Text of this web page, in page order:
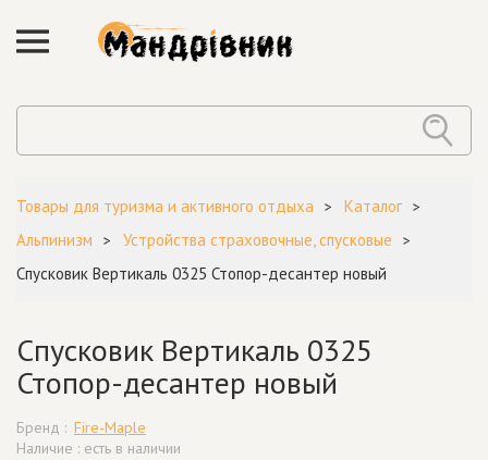
Товары для туризма и активного отдыха
Каталог
Альпинизм
Устройства страховочные, спусковые
Спусковик Вертикаль 0325 Стопор-десантер новый
Спусковик Вертикаль 0325
Стопор-десантер новый
Бренд : Fire-Maple
Наличие : есть в наличии